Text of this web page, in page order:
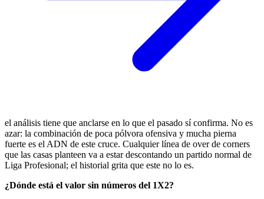
el análisis tiene que anclarse en lo que el pasado sí confirma. No es
azar: la combinación de poca pólvora ofensiva y mucha pierna
fuerte es el ADN de este cruce. Cualquier línea de over de corners
que las casas planteen va a estar descontando un partido normal de
Liga Profesional; el historial grita que este no lo es.
¿Dónde está el valor sin números del 1X2?